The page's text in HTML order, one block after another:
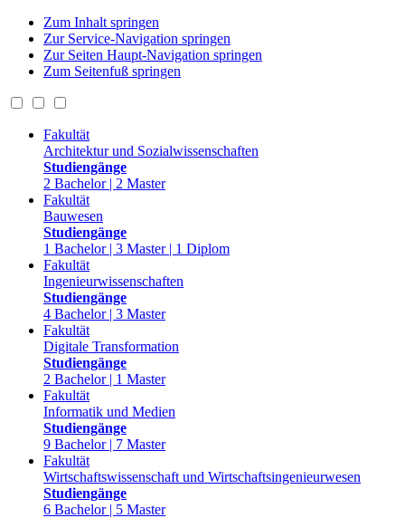
Zum Inhalt springen
Zur Service-Navigation springen
Zur Seiten Haupt-Navigation springen
Zum Seitenfuß springen
Fakultät
Architektur und Sozialwissenschaften
Studiengänge
2 Bachelor | 2 Master
Fakultät
Bauwesen
Studiengänge
1 Bachelor | 3 Master | 1 Diplom
Fakultät
Ingenieurwissenschaften
Studiengänge
4 Bachelor | 3 Master
Fakultät
Digitale Transformation
Studiengänge
2 Bachelor | 1 Master
Fakultät
Informatik und Medien
Studiengänge
9 Bachelor | 7 Master
Fakultät
Wirtschaftswissenschaft und Wirtschaftsingenieurwesen
Studiengänge
6 Bachelor | 5 Master